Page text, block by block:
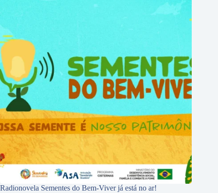
Radionovela Sementes do Bem-Viver já está no ar!